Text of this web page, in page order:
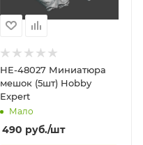
HE-48027 Миниатюра
мешок (5шт) Hobby
Expert
Мало
490 руб./шт